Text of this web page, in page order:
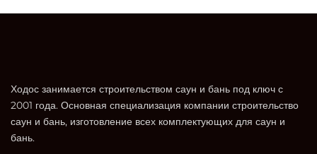
Ходос занимается строительством саун и бань под ключ с
2001 года. Основная специализация компании строительство
саун и бань, изготовление всех комплектующих для саун и
бань.